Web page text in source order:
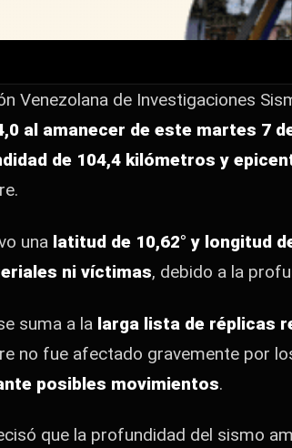
Venezolana de Investigaciones
al amanecer de este martes 7
de 104,4 kilómetros y
una latitud de 10,62° y longitud
ni víctimas, debido a la
suma a la larga lista de réplicas
no fue afectado gravemente por
posibles movimientos.
que la profundidad del sismo